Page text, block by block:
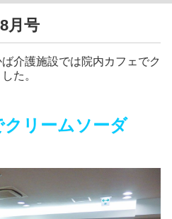
月号
介護施設では院内カフェでク
た。
クリームソーダ